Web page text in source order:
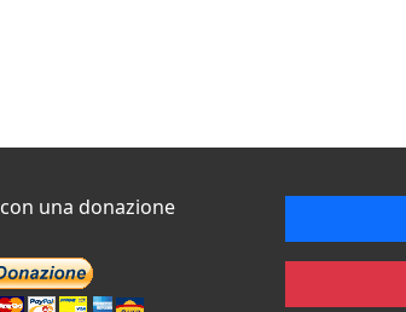
una donazione